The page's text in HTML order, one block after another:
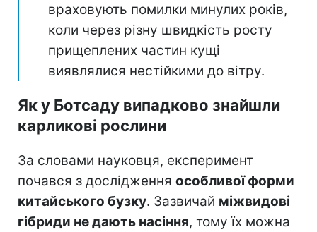
враховують помилки минулих років,
коли через різну швидкість росту
прищеплених частин кущі
виявлялися нестійкими до вітру.
Як у Ботсаду випадково знайшли
карликові рослини
За словами науковця, експеримент
почався з дослідження особливої форми
китайського бузку. Зазвичай міжвидові
гібриди не дають насіння, тому їх можна